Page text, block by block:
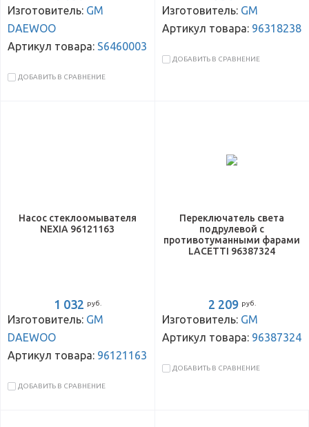
Изготовитель: GM
DAEWOO
Артикул товара: S6460003
ДОБАВИТЬ В СРАВНЕНИЕ
Изготовитель: GM
Артикул товара: 96318238
ДОБАВИТЬ В СРАВНЕНИЕ
Насос стеклоомывателя
NEXIA 96121163
1 032 руб.
Изготовитель: GM
DAEWOO
Артикул товара: 96121163
ДОБАВИТЬ В СРАВНЕНИЕ
Переключатель света
подрулевой с
противотуманными фарами
LACETTI 96387324
2 209 руб.
Изготовитель: GM
Артикул товара: 96387324
ДОБАВИТЬ В СРАВНЕНИЕ